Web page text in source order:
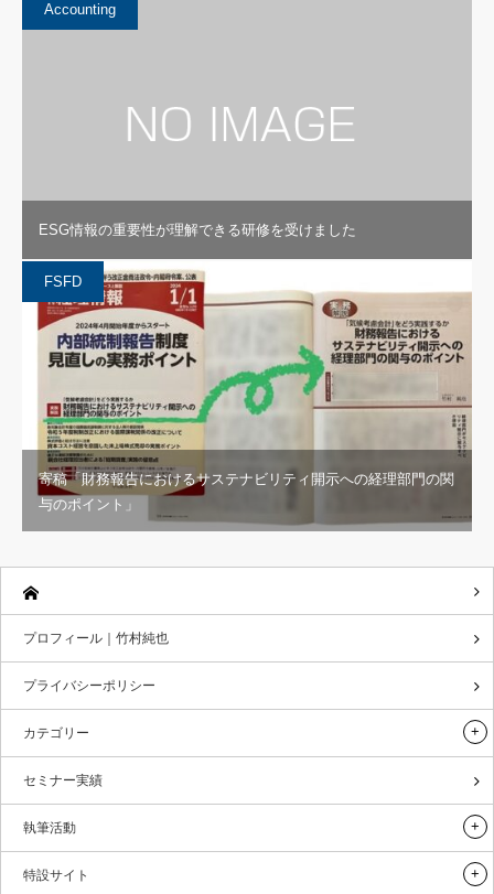
Accounting
ESG情報の重要性が理解できる研修を受けました
FSFD
寄稿「財務報告におけるサステナビリティ開示への経理部門の関
与のポイント」
プロフィール｜竹村純也
プライバシーポリシー
カテゴリー
セミナー実績
執筆活動
特設サイト